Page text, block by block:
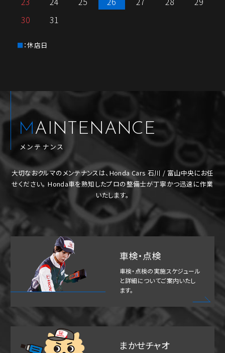
30
31
：休店日
MAINTENANCE
メンテナンス
大切なおクルマのメンテナンスは、Honda Cars 石川 / 富山中央にお任
せください。 Honda車を熟知したプロの整備士が丁寧かつ迅速に作業
いたします。
車検・点検
車検・点検の実施スケジュール
と詳細についてご案内いたし
ます。
まかせチャオ